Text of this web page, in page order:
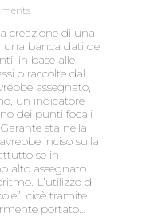
creazione di una
una banca dati del
in base alle
o raccolte dal
assegnato,
un indicatore
dei punti focali
sta nella
inciso sulla
se in
alto assegnato
L’utilizzo di
cioè tramite
portato…